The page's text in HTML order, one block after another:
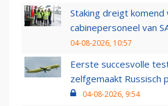
Staking dreigt komend
cabinepersoneel van
04-08-2026, 10:57
Eerste succesvolle
zelfgemaakt Russisch
04-08-2026, 9:54